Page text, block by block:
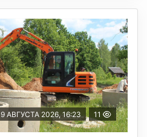
9 АВГУСТА 2026, 16:23 11